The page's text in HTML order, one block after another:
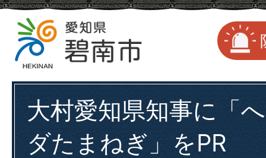
大村愛知県知事に「
ダたまねぎ」をPR